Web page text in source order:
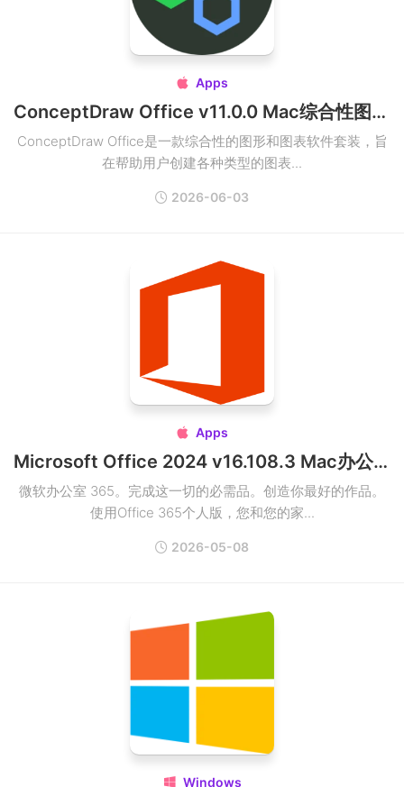
 Apps
ConceptDraw Office v11.0.0 Mac综合性图形和图表软件套装
ConceptDraw Office是一款综合性的图形和图表软件套装，旨
在帮助用户创建各种类型的图表...
2026-06-03
 Apps
Microsoft Office 2024 v16.108.3 Mac办公软件套件破解版下载
微软办公室 365。完成这一切的必需品。创造你最好的作品。
使用Office 365个人版，您和您的家...
2026-05-08
 Windows